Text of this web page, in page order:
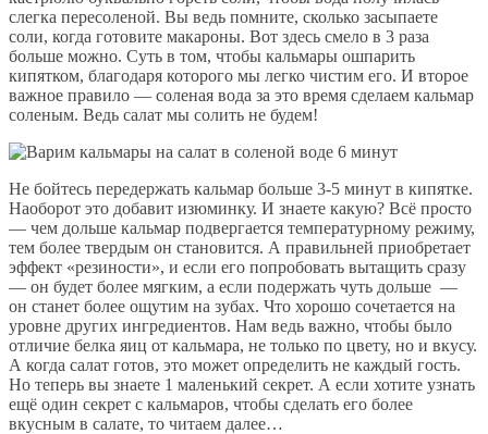
слегка пересоленой. Вы ведь помните, сколько засыпаете
соли, когда готовите макароны. Вот здесь смело в 3 раза
больше можно. Суть в том, чтобы кальмары ошпарить
кипятком, благодаря которого мы легко чистим его. И второе
важное правило — соленая вода за это время сделаем кальмар
соленым. Ведь салат мы солить не будем!
Не бойтесь передержать кальмар больше 3-5 минут в кипятке.
Наоборот это добавит изюминку. И знаете какую? Всё просто
— чем дольше кальмар подвергается температурному режиму,
тем более твердым он становится. А правильней приобретает
эффект «резиности», и если его попробовать вытащить сразу
— он будет более мягким, а если подержать чуть дольше —
он станет более ощутим на зубах. Что хорошо сочетается на
уровне других ингредиентов. Нам ведь важно, чтобы было
отличие белка яиц от кальмара, не только по цвету, но и вкусу.
А когда салат готов, это может определить не каждый гость.
Но теперь вы знаете 1 маленький секрет. А если хотите узнать
ещё один секрет с кальмаров, чтобы сделать его более
вкусным в салате, то читаем далее…